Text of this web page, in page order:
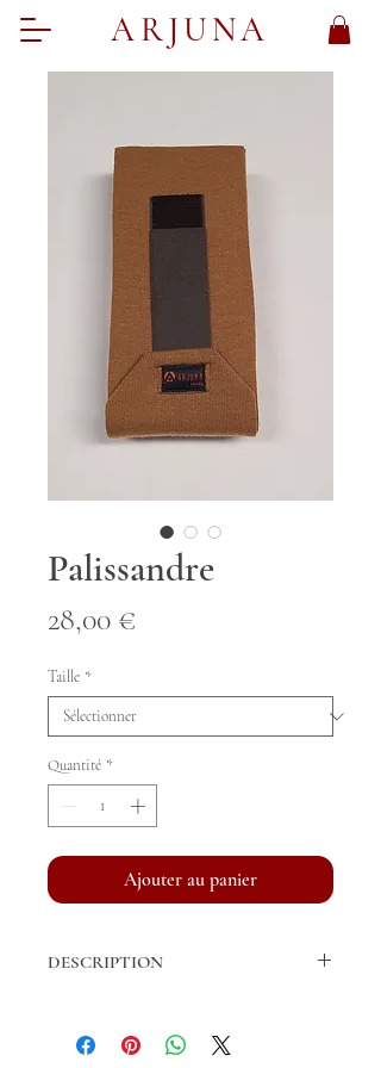
ARJUNA
Palissandre
28,00 €
Taille *
Quantité *
Ajouter au panier
DESCRIPTION
Fil acrylique de fabrication française
Longueur Cheval: 3m, 4m (standard), 5m